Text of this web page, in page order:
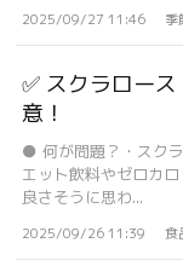
2025/09/27 11:46 季
✅ スクラロー
意！
● 何が問題？・スク
エット飲料やゼロカ
良さそうに思わ...
2025/09/26 11:39 食